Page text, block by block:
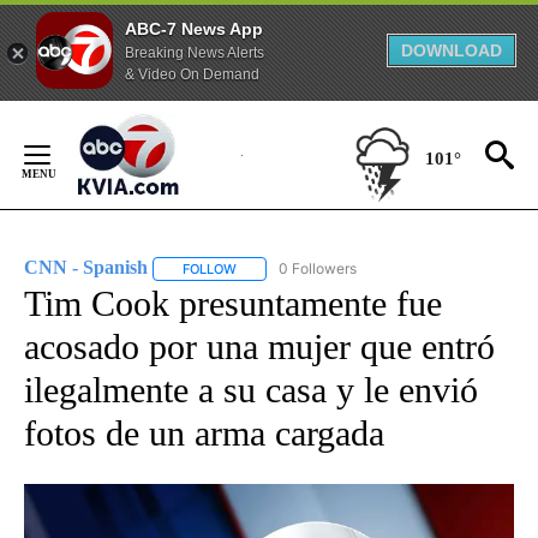
ABC-7 News App
Breaking News Alerts
& Video On Demand
DOWNLOAD
Content
101°
CNN - Spanish FOLLOW FOLLOW "CNN - SPANISH" TO RECEIVE
0 Followers
Tim Cook presuntamente fue
acosado por una mujer que entró
ilegalmente a su casa y le envió
fotos de un arma cargada